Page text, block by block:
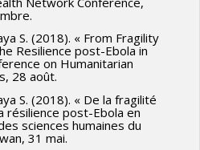
S. (2018). « From Fragility
Resilience post-Ebola in
on Humanitarian
28 août.
S. (2018). « De la fragilité
résilience post-Ebola en
sciences humaines du
31 mai.